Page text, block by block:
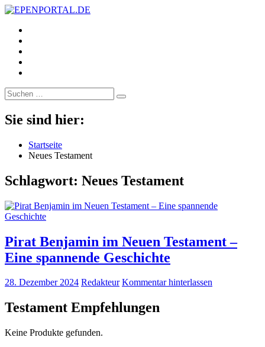
EPENPORTAL.DE
Epische News aus Politik, Finanzen & Gesellschaft
Suche
nach:
Sie sind hier:
Startseite
Neues Testament
Schlagwort: Neues Testament
Pirat Benjamin im Neuen Testament –
Eine spannende Geschichte
28. Dezember 2024 Redakteur Kommentar hinterlassen
Testament Empfehlungen
Keine Produkte gefunden.